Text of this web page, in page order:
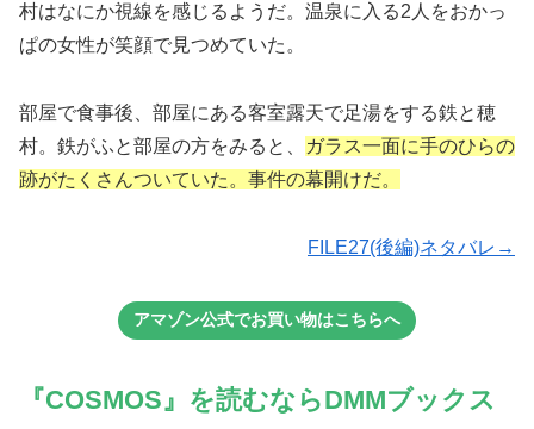
村はなにか視線を感じるようだ。温泉に入る2人をおかっ
ぱの女性が笑顔で見つめていた。
部屋で食事後、部屋にある客室露天で足湯をする鉄と穂
村。鉄がふと部屋の方をみると、
ガラス一面に手のひらの
跡がたくさんついていた。事件の幕開けだ。
FILE27(後編)ネタバレ→
アマゾン公式でお買い物はこちらへ
『COSMOS』を読むならDMMブックス